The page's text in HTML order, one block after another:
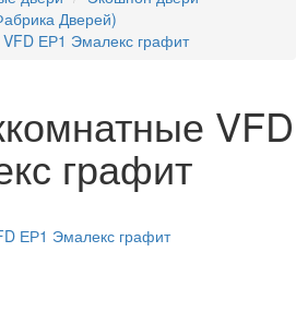
Дверей)
ЕР1 Эмалекс графит
VFD
графит